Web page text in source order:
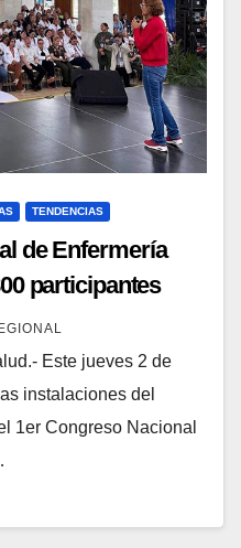
TENDENCIAS
de Enfermería
participantes
Este jueves 2 de
instalaciones del
1er Congreso Nacional